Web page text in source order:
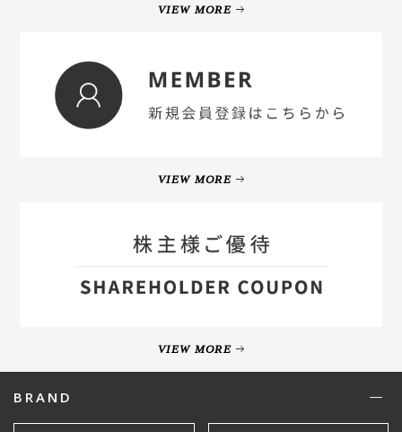
VIEW MORE
VIEW MORE
VIEW MORE
BRAND